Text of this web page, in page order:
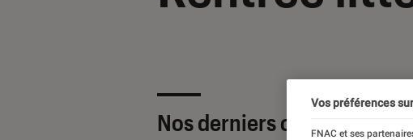
Nos derniers contenus
Vos préférences
FNAC et ses